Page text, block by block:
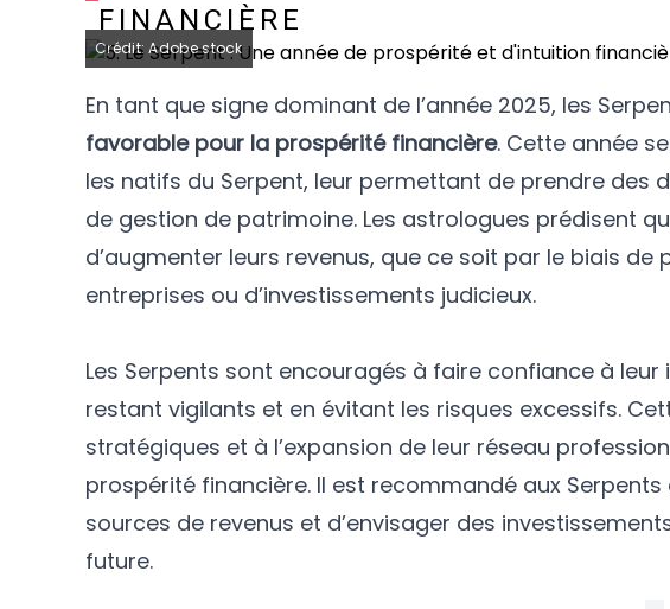
FINANCIÈRE
Crédit: Adobe stock
En tant que signe dominant de l’année 2025, les
favorable pour la prospérité financière. Cette année
les natifs du Serpent, leur permettant de prendre des
de gestion de patrimoine. Les astrologues prédisent
d’augmenter leurs revenus, que ce soit par le biais
entreprises ou d’investissements judicieux.
Les Serpents sont encouragés à faire confiance à
restant vigilants et en évitant les risques excessifs.
stratégiques et à l’expansion de leur réseau
prospérité financière. Il est recommandé aux
sources de revenus et d’envisager des
future.